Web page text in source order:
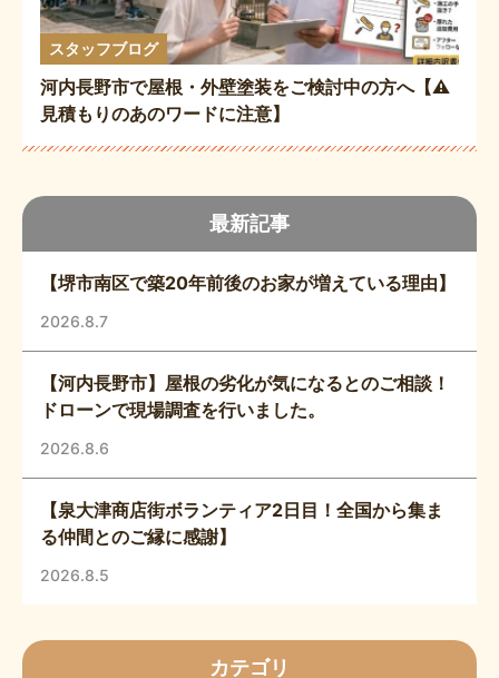
最新記事
【堺市南区で築20年前後のお家が増えている理由】
2026.8.7
【河内長野市】屋根の劣化が気になるとのご相談！
ドローンで現場調査を行いました。
2026.8.6
【泉大津商店街ボランティア2日目！全国から集ま
る仲間とのご縁に感謝】
2026.8.5
カテゴリ
スタッフブログ
河内長野市で屋根・外壁塗装をご検討中の方へ【⚠
見積もりのあのワードに注意】